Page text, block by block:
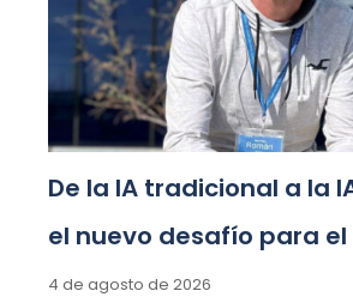
De la IA tradicional a la
el nuevo desafío para el
4 de agosto de 2026